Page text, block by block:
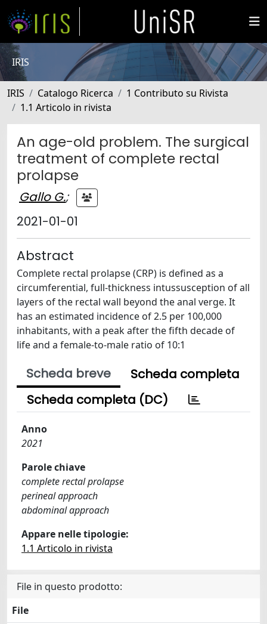
IRIS
IRIS Catalogo Ricerca
1 Contributo su Rivista
1.1 Articolo in rivista
An age-old problem. The surgical
treatment of complete rectal
prolapse
Gallo G.;
2021-01-01
Abstract
Complete rectal prolapse (CRP) is defined as a
circumferential, full-thickness intussusception of all
layers of the rectal wall beyond the anal verge. It
has an estimated incidence of 2.5 per 100,000
inhabitants, with a peak after the fifth decade of
life and a female-to-male ratio of 10:1
Scheda breve
Scheda completa
Scheda completa (DC)
Anno
2021
Parole chiave
complete rectal prolapse
perineal approach
abdominal approach
Appare nelle tipologie:
1.1 Articolo in rivista
File in questo prodotto:
File